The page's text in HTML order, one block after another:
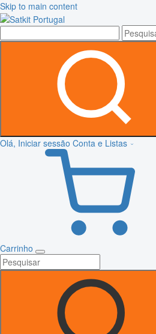
Skip to main content
Olá, Iniciar sessão Conta e Listas
Carrinho